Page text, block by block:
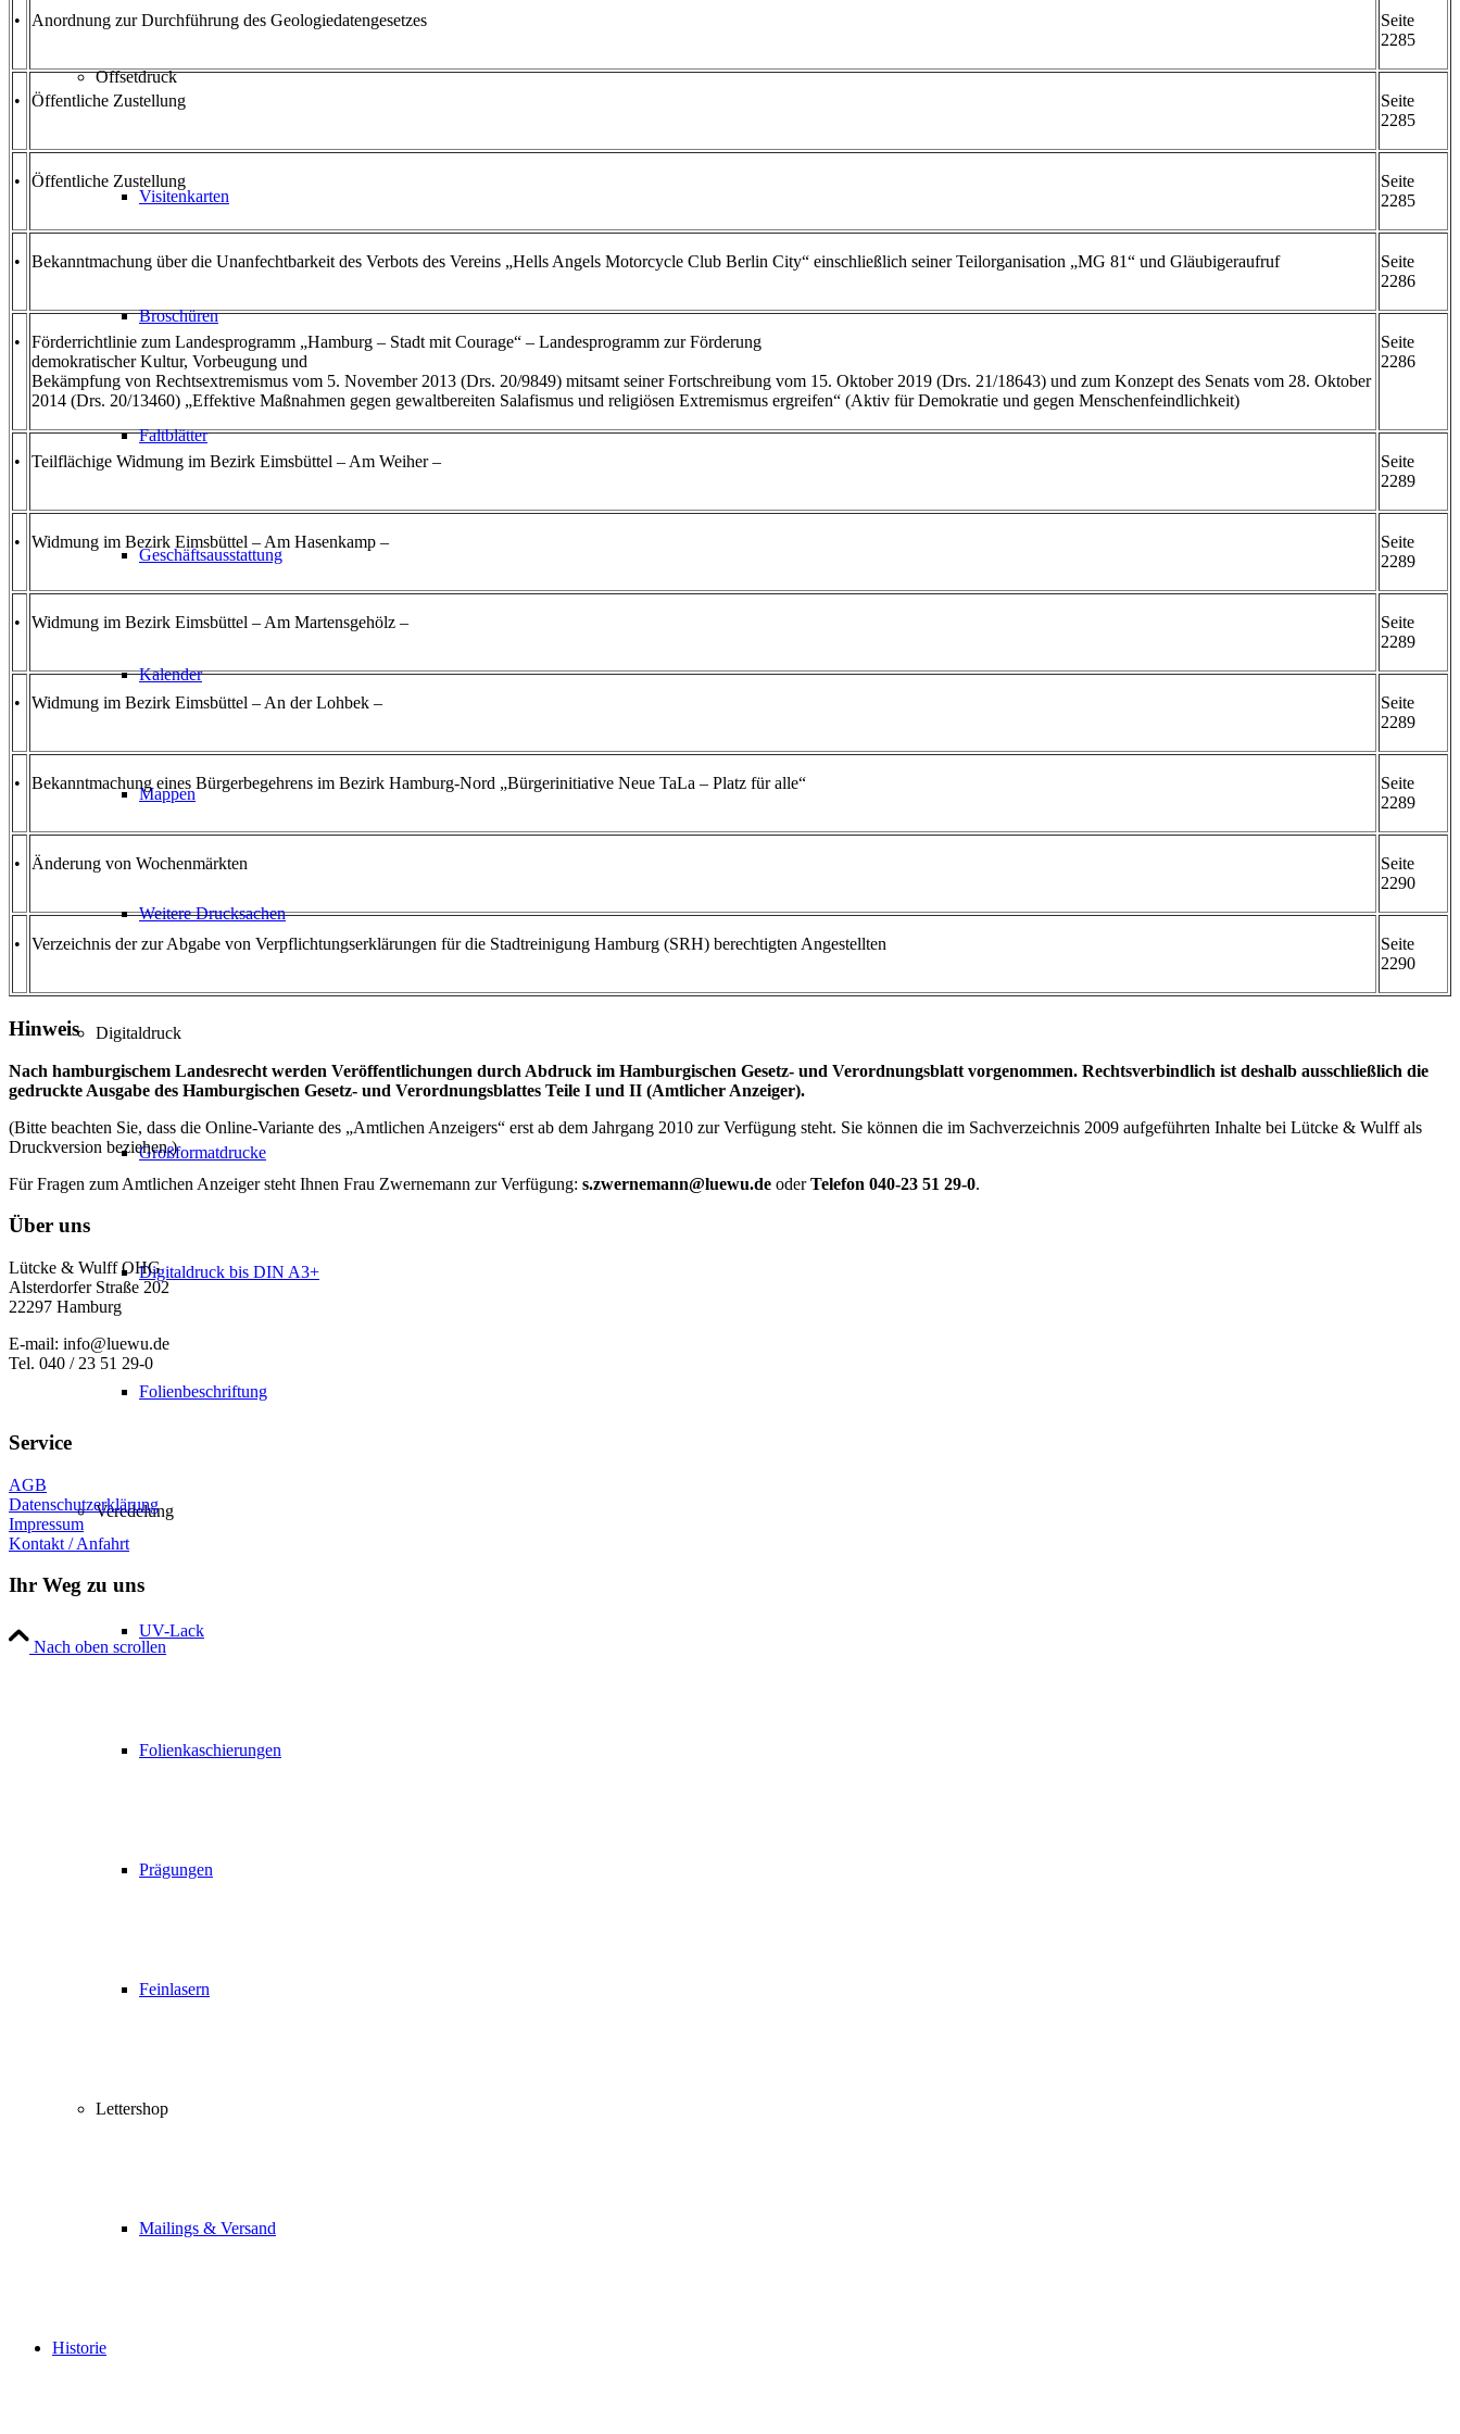
Offsetdruck
Visitenkarten
Broschüren
Faltblätter
Geschäftsausstattung
Kalender
Mappen
Weitere Drucksachen
Digitaldruck
Großformatdrucke
Digitaldruck bis DIN A3+
Folienbeschriftung
Veredelung
UV-Lack
Folienkaschierungen
Prägungen
Feinlasern
Lettershop
Mailings & Versand
Historie
• Anordnung zur Durchführung des Geologiedatengesetzes
Seite
2285
• Öffentliche Zustellung
Seite
2285
• Öffentliche Zustellung
Seite
2285
• Bekanntmachung über die Unanfechtbarkeit des Verbots des Vereins „Hells Angels Motorcycle Club Berlin City“ einschließlich seiner Teilorganisation „MG 81“ und Gläubigeraufruf
Seite
2286
•
Förderrichtlinie zum Landesprogramm „Hamburg – Stadt mit Courage“ – Landesprogramm zur Förderung
demokratischer Kultur, Vorbeugung und
Bekämpfung von Rechtsextremismus vom 5. November 2013 (Drs. 20/9849) mitsamt seiner Fortschreibung vom 15. Oktober 2019 (Drs. 21/18643) und zum Konzept des Senats vom 28. Oktober
2014 (Drs. 20/13460) „Effektive Maßnahmen gegen gewaltbereiten Salafismus und religiösen Extremismus ergreifen“ (Aktiv für Demokratie und gegen Menschenfeindlichkeit)
Seite
2286
• Teilflächige Widmung im Bezirk Eimsbüttel – Am Weiher –
Seite
2289
• Widmung im Bezirk Eimsbüttel – Am Hasenkamp –
Seite
2289
• Widmung im Bezirk Eimsbüttel – Am Martensgehölz –
Seite
2289
• Widmung im Bezirk Eimsbüttel – An der Lohbek –
Seite
2289
• Bekanntmachung eines Bürgerbegehrens im Bezirk Hamburg-Nord „Bürgerinitiative Neue TaLa – Platz für alle“
Seite
2289
• Änderung von Wochenmärkten
Seite
2290
• Verzeichnis der zur Abgabe von Verpflichtungserklärungen für die Stadtreinigung Hamburg (SRH) berechtigten Angestellten
Seite
2290
Hinweis
Nach hamburgischem Landesrecht werden Veröffentlichungen durch Abdruck im Hamburgischen Gesetz- und Verordnungsblatt vorgenommen. Rechtsverbindlich ist deshalb ausschließlich die
gedruckte Ausgabe des Hamburgischen Gesetz- und Verordnungsblattes Teile I und II (Amtlicher Anzeiger).
(Bitte beachten Sie, dass die Online-Variante des „Amtlichen Anzeigers“ erst ab dem Jahrgang 2010 zur Verfügung steht. Sie können die im Sachverzeichnis 2009 aufgeführten Inhalte bei Lütcke & Wulff als
Druckversion beziehen.)
Für Fragen zum Amtlichen Anzeiger steht Ihnen Frau Zwernemann zur Verfügung: s.zwernemann@luewu.de oderTelefon 040-23 51 29-0.
Über uns
Lütcke & Wulff OHG
Alsterdorfer Straße 202
22297 Hamburg
E-mail: info@luewu.de
Tel. 040 / 23 51 29-0
Service
AGB
Datenschutzerklärung
Impressum
Kontakt / Anfahrt
Ihr Weg zu uns
Nach oben scrollen